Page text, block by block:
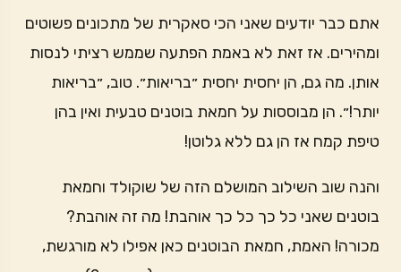
אתם כבר יודעים שאני הכי סאקרית של מתכונים פשוטים
ומהירים. אז זאת לא באמת הפתעה שממש רציתי לנסות
אותן. מה גם, הן יחסית יחסית ״בריאות״. טוב, ״בריאות
יותר!״. הן מבוססות על חמאת בוטנים טבעית ואין בהן
טיפת קמח אז הן גם ללא גלוטן!
והנה שוב השילוב המושלם הזה של שוקולד וחמאת
בוטנים שאני כל כך כל כך אוהבת! מה זה אוהבת?
מכורה! האמת, חמאת הבוטנים כאן אפילו לא מורגשת,